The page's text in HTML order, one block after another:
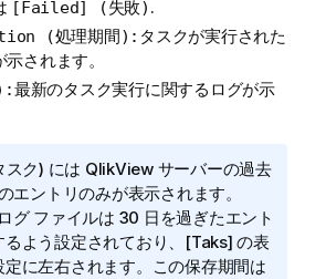
[Failed] (失敗) .
(処理期間): タスクが実行された
されます。
最新のタスク実行に関するログが示
スク) には QlikView サーバーの過去
エントリのみが表示されます。
グ ファイルは 30 日を過ぎたエント
るよう設定されており、[Taks] の表
に左右されます。この保存期間は